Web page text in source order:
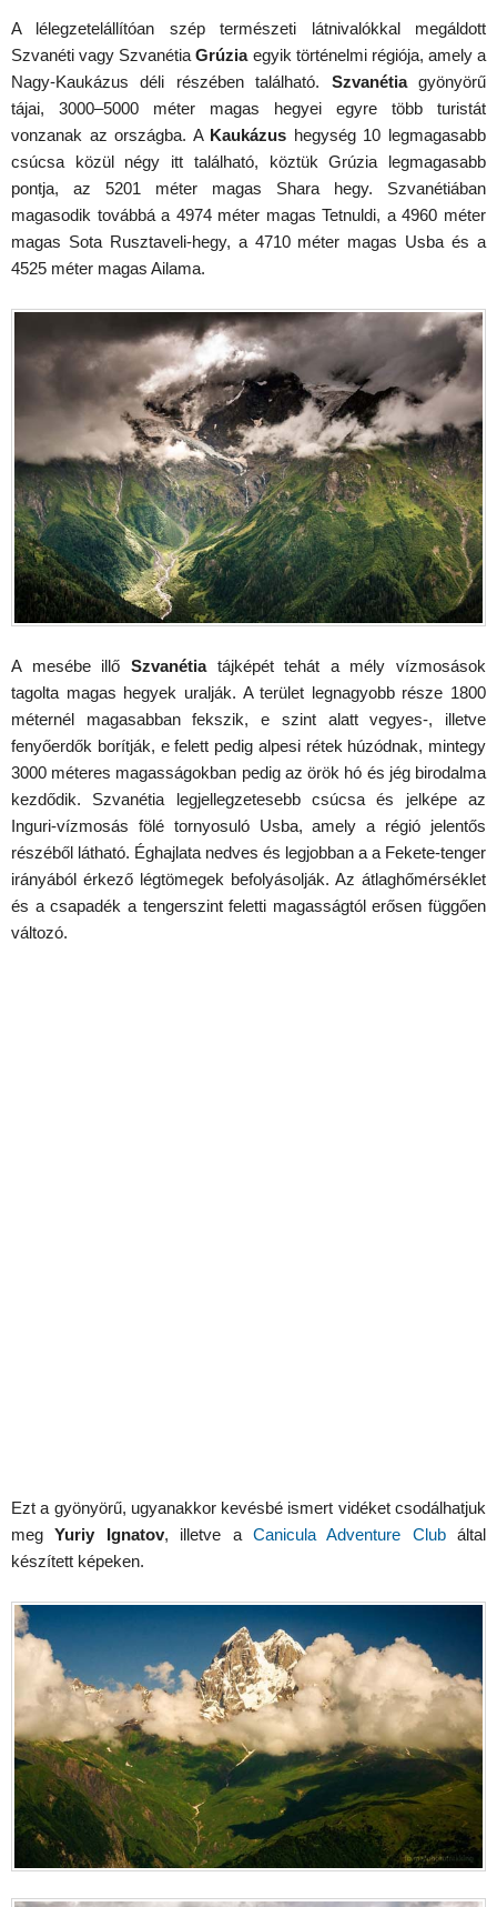
A lélegzetelállítóan szép természeti látnivalókkal megáldott
Szvanéti vagy SzvanétiaGrúziaegyik történelmi régiója, amely a
Nagy-Kaukázus déli részében található. Szvanétiagyönyörű
tájai, 3000–5000 méter magas hegyei egyre több turistát
vonzanak az országba. A Kaukázus hegység 10 legmagasabb
csúcsa közül négy itt található, köztük Grúzia legmagasabb
pontja, az 5201 méter magas Shara hegy. Szvanétiában
magasodik továbbá a 4974 méter magas Tetnuldi, a 4960 méter
magas Sota Rusztaveli-hegy, a 4710 méter magas Usba és a
4525 méter magas Ailama.
A mesébe illő Szvanétiatájképét tehát a mély vízmosások
tagolta magas hegyek uralják. A terület legnagyobb része 1800
méternél magasabban fekszik, e szint alatt vegyes-, illetve
fenyőerdők borítják, e felett pedig alpesi rétek húzódnak, mintegy
3000 méteres magasságokban pedig az örök hó és jég birodalma
kezdődik. Szvanétia legjellegzetesebb csúcsa és jelképe az
Inguri-vízmosás fölé tornyosuló Usba, amely a régió jelentős
részéből látható. Éghajlata nedves és legjobban a a Fekete-tenger
irányából érkező légtömegek befolyásolják. Az átlaghőmérséklet
és a csapadék a tengerszint feletti magasságtól erősen függően
változó.
Ezt a gyönyörű, ugyanakkor kevésbé ismert vidéket csodálhatjuk
megYuriy Ignatov, illetve a Canicula Adventure Club által
készített képeken.